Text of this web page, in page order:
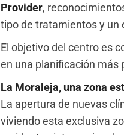
Provider,
tipo de tratamientos y un
El objetivo del centro es
en una planificación más
La Moraleja, una zona
La apertura de nuevas
viviendo esta exclusiva